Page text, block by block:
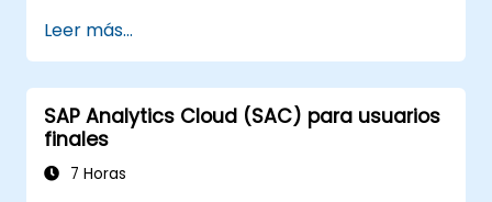
permisos y configuraciones de seguridad.
Gestionar conexiones de datos y modelos
de datos.
Diagnosticar y resolver problemas
comunes de SAC.
Brindar soporte técnico a los usuarios
Leer más...
SAP Analytics Cloud (SAC) para usuarios
finales
7 Horas